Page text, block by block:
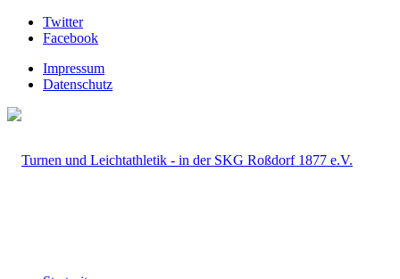
Twitter
Facebook
Impressum
Datenschutz